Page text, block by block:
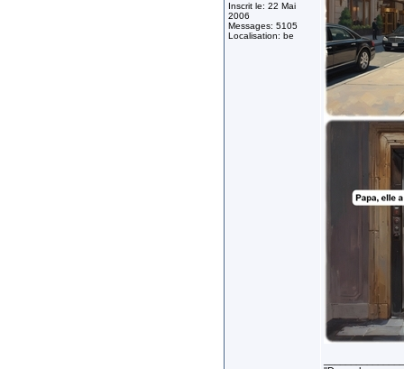
Inscrit le: 22 Mai
2006
Messages: 5105
Localisation: be